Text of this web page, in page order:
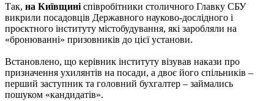
Так, на Київщині співробітники столичного Главку СБУ
викрили посадовців Державного науково-дослідного і
проєктного інституту містобудування, які заробляли на
«бронюванні» призовників до цієї установи.
Встановлено, що керівник інституту візував накази про
призначення ухилянтів на посади, а двоє його спільників –
перший заступник та головний бухгалтер ‒ займались
пошуком «кандидатів».